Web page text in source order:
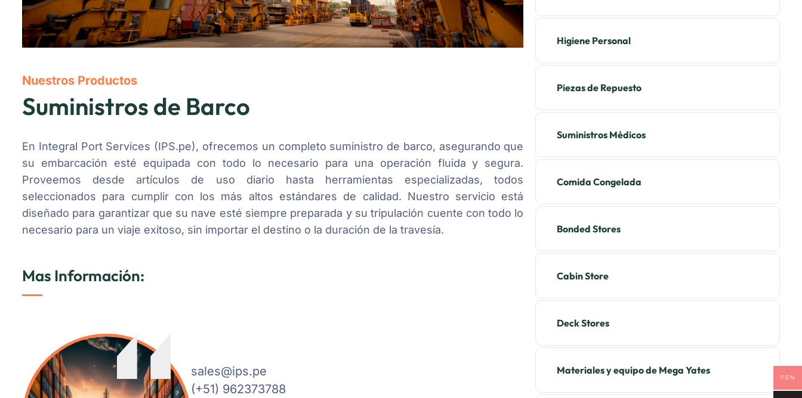
Nuestros Productos
Suministros de Barco
En Integral Port Services (IPS.pe), ofrecemos un completo suministro de barco, asegurando que
su embarcación esté equipada con todo lo necesario para una operación fluida y segura.
Proveemos desde artículos de uso diario hasta herramientas especializadas, todos
seleccionados para cumplir con los más altos estándares de calidad. Nuestro servicio está
diseñado para garantizar que su nave esté siempre preparada y su tripulación cuente con todo lo
necesario para un viaje exitoso, sin importar el destino o la duración de la travesía.
Mas Información:
sales@ips.pe
(+51) 962373788
Higiene Personal
Piezas de Repuesto
Suministros Médicos
Comida Congelada
Bonded Stores
Cabin Store
Deck Stores
Materiales y equipo de Mega Yates
PEN